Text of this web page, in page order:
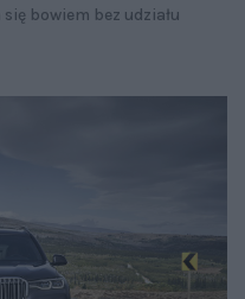
bowiem bez udziału